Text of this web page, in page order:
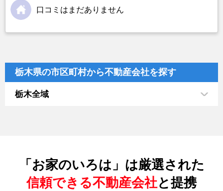
口コミはまだありません
栃木県の市区町村から不動産会社を探す
栃木全域
「お家のいろは」は厳選された
信頼できる不動産会社と提携